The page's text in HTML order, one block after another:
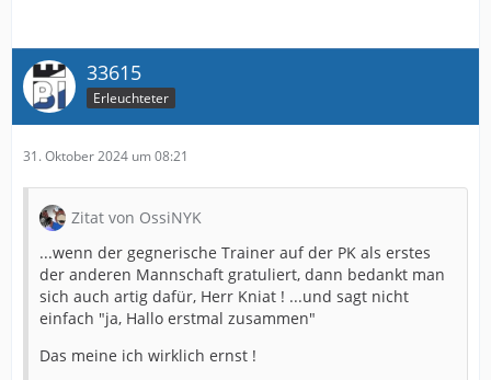
33615
Erleuchteter
31. Oktober 2024 um 08:21
Zitat von OssiNYK
...wenn der gegnerische Trainer auf der PK als erstes
der anderen Mannschaft gratuliert, dann bedankt man
sich auch artig dafür, Herr Kniat ! ...und sagt nicht
einfach "ja, Hallo erstmal zusammen"
Das meine ich wirklich ernst !